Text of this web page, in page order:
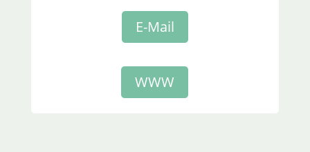
E-Mail
WWW